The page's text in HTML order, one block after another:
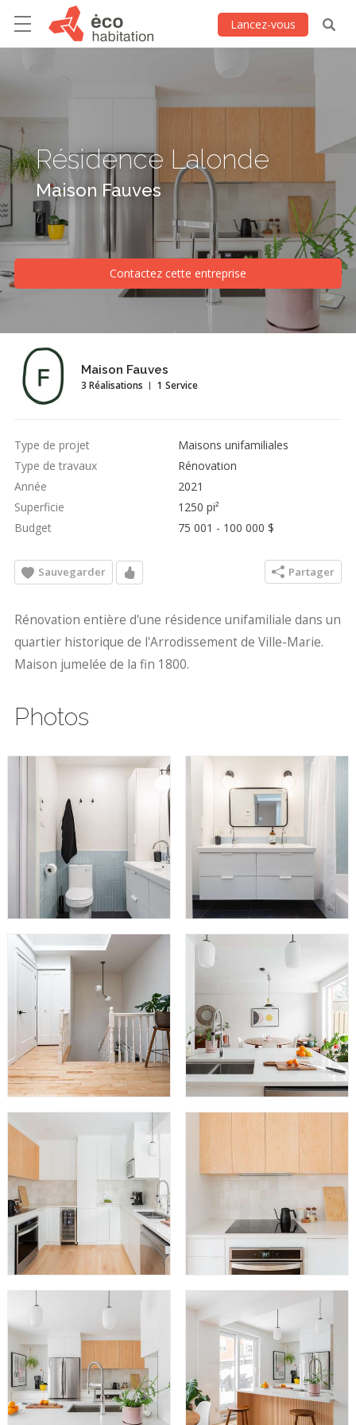
Lancez-vous
Résidence Lalonde
Maison Fauves
Contactez cette entreprise
Maison Fauves
3 Réalisations 1 Service
Type de projet
Maisons unifamiliales
Type de travaux
Rénovation
Année
2021
Superficie
1250 pi²
Budget
75 001 - 100 000 $
Sauvegarder Partager
Rénovation entière d'une résidence unifamiliale dans un
quartier historique de l'Arrodissement de Ville-Marie.
Maison jumelée de la fin 1800.
Photos